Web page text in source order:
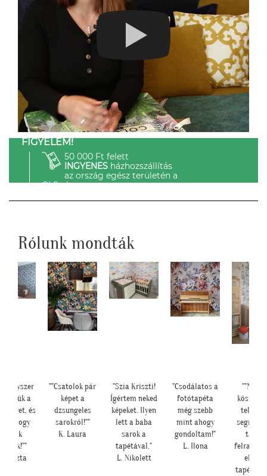
FIGYELEM!
50 000 Ft felett
INGYENESházhozszállítás
az ország egész területén a
GLS-el.
Rólunk mondták
egyszer
a
és
is, hogy
velünk
Kriszta
""Csatolok pár
képet a
dzsungeles
sarokról!""
K. Laura
"Szia Kriszti!
Ígértem neked
képeket. Ilyen
lett a baba
sarok a
tapétával."
L. Nikolett
"Csodálatos a
fotótapéta
még szebb
mint ahogy
gondoltam!"
L. Ilona
tapéta